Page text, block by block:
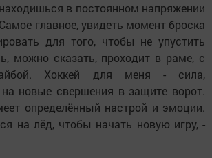
в постоянном напряжении
главное, увидеть момент броска
для того, чтобы не упустить
можно сказать, проходит в раме, с
Хоккей для меня - сила,
новые свершения в защите ворот.
определённый настрой и эмоции.
на лёд, чтобы начать новую игру, -